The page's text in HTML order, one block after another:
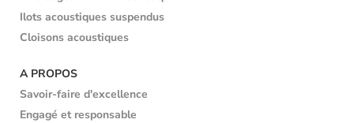
Ilots acoustiques suspendus
Cloisons acoustiques
A PROPOS
Savoir-faire d'excellence
Engagé et responsable